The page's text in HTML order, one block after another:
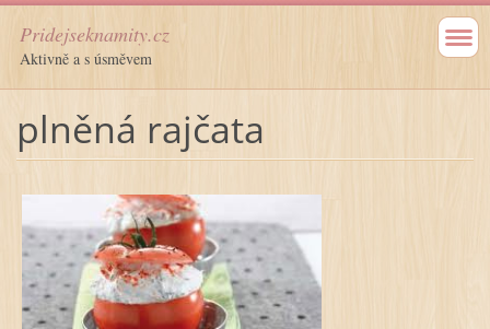
Pridejseknamity.cz
Aktivně a s úsměvem
plněná rajčata